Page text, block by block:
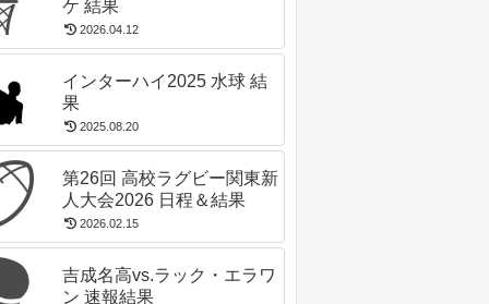
ケ 結果
2026.04.12
インターハイ2025 水球 結
果
2025.08.20
第26回 高校ラグビー関東新
人大会2026 日程＆結果
2026.02.15
吉成名高vs.ラック・エラワ
ン 速報結果